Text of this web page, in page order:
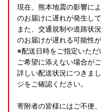
現在、熊本地震の影響に
のお届けに遅れが発生して
また、交通規制や道路状
のお届けが遅れる可能性が
※配送日時をご指定いただ
ご希望に添えない場合がご
詳しい配送状況につきま
ジをご確認ください。
寄附者の皆様にはご不便